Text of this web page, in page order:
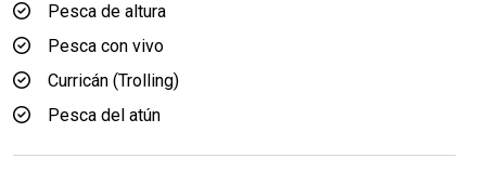
Pesca de altura
Pesca con vivo
Curricán (Trolling)
Pesca del atún